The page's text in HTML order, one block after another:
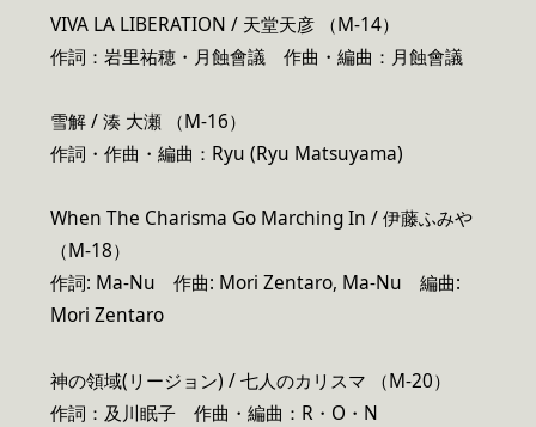
VIVA LA LIBERATION / 天堂天彦 （M-14）
作詞：岩里祐穂・月蝕會議 作曲・編曲：月蝕會議
雪解 / 湊 大瀬 （M-16）
作詞・作曲・編曲：Ryu (Ryu Matsuyama)
When The Charisma Go Marching In / 伊藤ふみや
（M-18）
作詞: Ma-Nu 作曲: Mori Zentaro, Ma-Nu 編曲:
Mori Zentaro
神の領域(リージョン) / 七人のカリスマ （M-20）
作詞：及川眠子 作曲・編曲：R・O・N